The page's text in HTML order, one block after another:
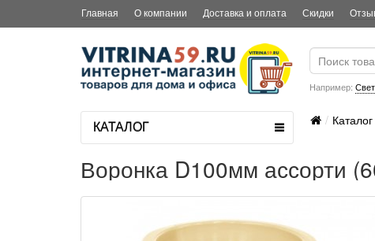
Главная О компании Доставка и оплата Скидки
Например:
КАТАЛОГ Каталог
Воронка D100мм ассорти